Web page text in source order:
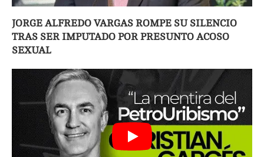
JORGE ALFREDO VARGAS ROMPE SU SILENCIO
TRAS SER IMPUTADO POR PRESUNTO ACOSO
SEXUAL